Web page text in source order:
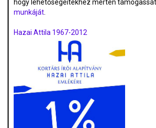
hogy lehetőségeitekhez mérten
munkáját.
Hazai Attila 1967-2012